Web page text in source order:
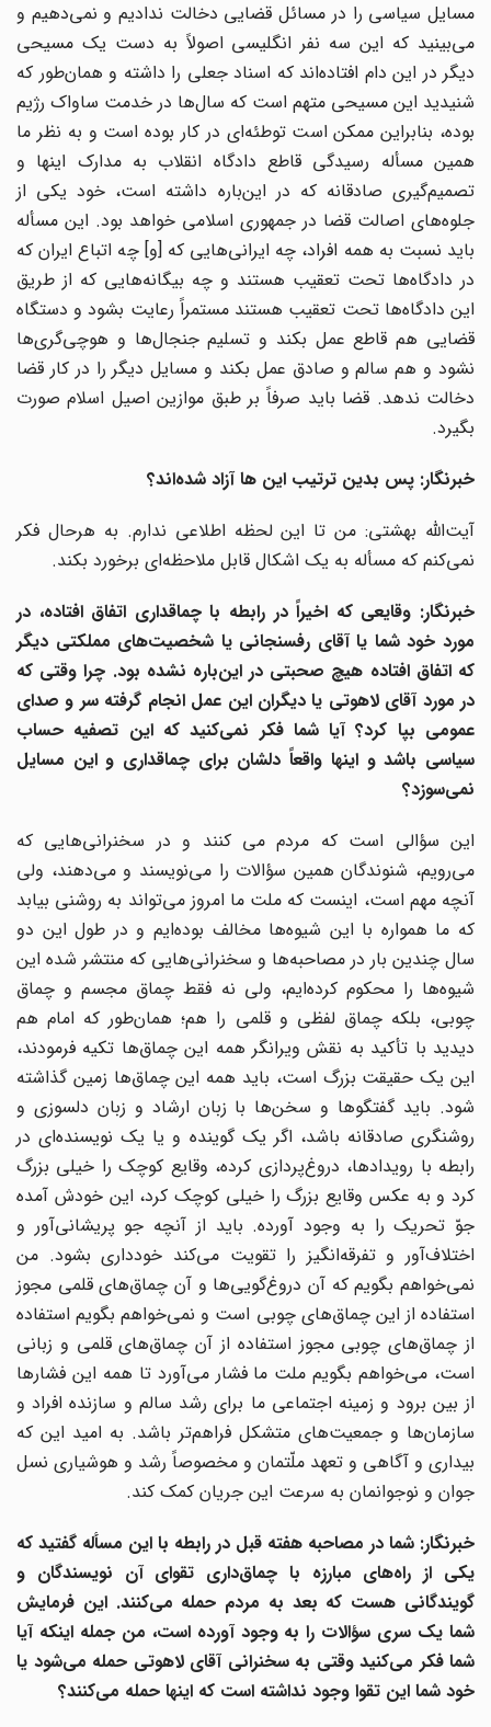
مسایل سیاسی را در مسائل قضایی دخالت ندادیم و نمی‌دهیم و
می‌بینید که این سه نفر انگلیسی اصولاً به دست یک مسیحی
دیگر در این دام افتاده‌اند که اسناد جعلی را داشته و همان‌طور که
شنیدید این مسیحی متهم است که سال‌ها در خدمت ساواک رژیم
بوده، بنابراین ممکن است توطئه‌ای در کار بوده است و به نظر ما
همین مسأله رسیدگی قاطع دادگاه انقلاب به مدارک اینها و
تصمیم‌گیری صادقانه که در این‌باره داشته است، خود یکی از
جلوه‌های اصالت قضا در جمهوری اسلامی خواهد بود. این مسأله
باید نسبت به همه افراد، چه ایرانی‌هایی که [و] چه اتباع ایران که
در دادگاه‌ها تحت تعقیب هستند و چه بیگانه‌هایی که از طریق
این دادگاه‌ها تحت تعقیب هستند مستمراً رعایت بشود و دستگاه
قضایی هم قاطع عمل بکند و تسلیم جنجال‌ها و هوچی‌گری‌ها
نشود و هم سالم و صادق عمل بکند و مسایل دیگر را در کار قضا
دخالت ندهد. قضا باید صرفاً بر طبق موازین اصیل اسلام صورت
بگیرد.
خبرنگار: پس بدین ترتیب این ها آزاد شده‌اند؟
آیت‌الله بهشتی: من تا این لحظه اطلاعی ندارم. به هرحال فکر
نمی‌کنم که مسأله به یک اشکال قابل ملاحظه‌ای برخورد بکند.
خبرنگار: وقایعی که اخیراً در رابطه با چماقداری اتفاق افتاده، در
مورد خود شما یا آقای رفسنجانی یا شخصیت‌های مملکتی دیگر
که اتفاق افتاده هیچ صحبتی در این‌باره نشده بود. چرا وقتی که
در مورد آقای لاهوتی یا دیگران این عمل انجام گرفته سر و صدای
عمومی بپا کرد؟ آیا شما فکر نمی‌کنید که این تصفیه حساب
سیاسی باشد و اینها واقعاً دلشان برای چماقداری و این مسایل
نمی‌سوزد؟
این سؤالی است که مردم می کنند و در سخنرانی‌هایی که
می‌رویم، شنوندگان همین سؤالات را می‌نویسند و می‌دهند، ولی
آنچه مهم است، اینست که ملت ما امروز می‌تواند به روشنی بیابد
که ما همواره با این شیوه‌ها مخالف بوده‌ایم و در طول این دو
سال چندین بار در مصاحبه‌ها و سخنرانی‌هایی که منتشر شده این
شیوه‌ها را محکوم کرده‌ایم، ولی نه فقط چماق مجسم و چماق
چوبی، بلکه چماق لفظی و قلمی را هم؛ همان‌طور که امام هم
دیدید با تأکید به نقش ویرانگر همه این چماق‌ها تکیه فرمودند،
این یک حقیقت بزرگ است، باید همه این چماق‌ها زمین گذاشته
شود. باید گفتگوها و سخن‌ها با زبان ارشاد و زبان دلسوزی و
روشنگری صادقانه باشد، اگر یک گوینده و یا یک نویسنده‌ای در
رابطه با رویدادها، دروغ‌پردازی کرده، وقایع کوچک را خیلی بزرگ
کرد و به عکس وقایع بزرگ را خیلی کوچک کرد، این خودش آمده
جوّ تحریک را به وجود آورده. باید از آنچه جو پریشانی‌آور و
اختلاف‌آور و تفرقه‌انگیز را تقویت می‌کند خودداری بشود. من
نمی‌خواهم بگویم که آن دروغ‌گویی‌ها و آن چماق‌های قلمی مجوز
استفاده از این چماق‌های چوبی است و نمی‌خواهم بگویم استفاده
از چماق‌های چوبی مجوز استفاده از آن چماق‌های قلمی و زبانی
است، می‌خواهم بگویم ملت ما فشار می‌آورد تا همه این فشارها
از بین برود و زمینه اجتماعی ما برای رشد سالم و سازنده افراد و
سازمان‌ها و جمعیت‌های متشکل فراهم‌تر باشد. به امید این که
بیداری و آگاهی و تعهد ملّتمان و مخصوصاً رشد و هوشیاری نسل
جوان و نوجوانمان به سرعت این جریان کمک کند.
خبرنگار: شما در مصاحبه هفته قبل در رابطه با این مسأله گفتید که
یکی از راه‌های مبارزه با چماق‌داری تقوای آن نویسندگان و
گویندگانی هست که بعد به مردم حمله می‌کنند. این فرمایش
شما یک سری سؤالات را به وجود آورده است، من جمله اینکه آیا
شما فکر می‌کنید وقتی به سخنرانی آقای لاهوتی حمله می‌شود یا
خود شما این تقوا وجود نداشته است که اینها حمله می‌کنند؟